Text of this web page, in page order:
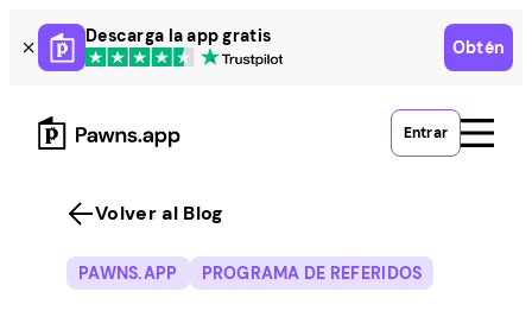
Skip
to
content
Descarga la app gratis
Obtén
Entrar
Volver al Blog
PAWNS.APP PROGRAMA DE REFERIDOS